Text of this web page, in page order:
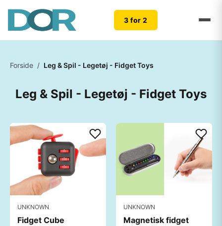
3 for 2
Forside / Leg & Spil - Legetøj - Fidget Toys
Leg & Spil - Legetøj - Fidget Toys
UNKNOWN
Fidget Cube
UNKNOWN
Magnetisk fidget